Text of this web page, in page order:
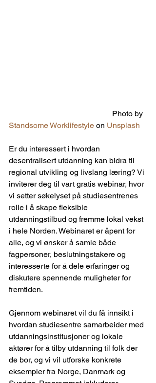
Photo by
Standsome Worklifestyle on Unsplash
Er du interessert i hvordan
desentralisert utdanning kan bidra til
regional utvikling og livslang læring? Vi
inviterer deg til vårt gratis webinar, hvor
vi setter søkelyset på studiesentrenes
rolle i å skape fleksible
utdanningstilbud og fremme lokal vekst
i hele Norden. Webinaret er åpent for
alle, og vi ønsker å samle både
fagpersoner, beslutningstakere og
interesserte for å dele erfaringer og
diskutere spennende muligheter for
fremtiden.
Gjennom webinaret vil du få innsikt i
hvordan studiesentre samarbeider med
utdanningsinstitusjoner og lokale
aktører for å tilby utdanning til folk der
de bor, og vi vil utforske konkrete
eksempler fra Norge, Danmark og